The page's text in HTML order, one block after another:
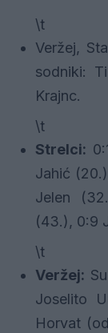
\t
Veržej,
sodniki:
Krajnc.
\t
Strelci:
Jahić
Jelen
(43.), 0:9
\t
Veržej:
Joselito
Horvat